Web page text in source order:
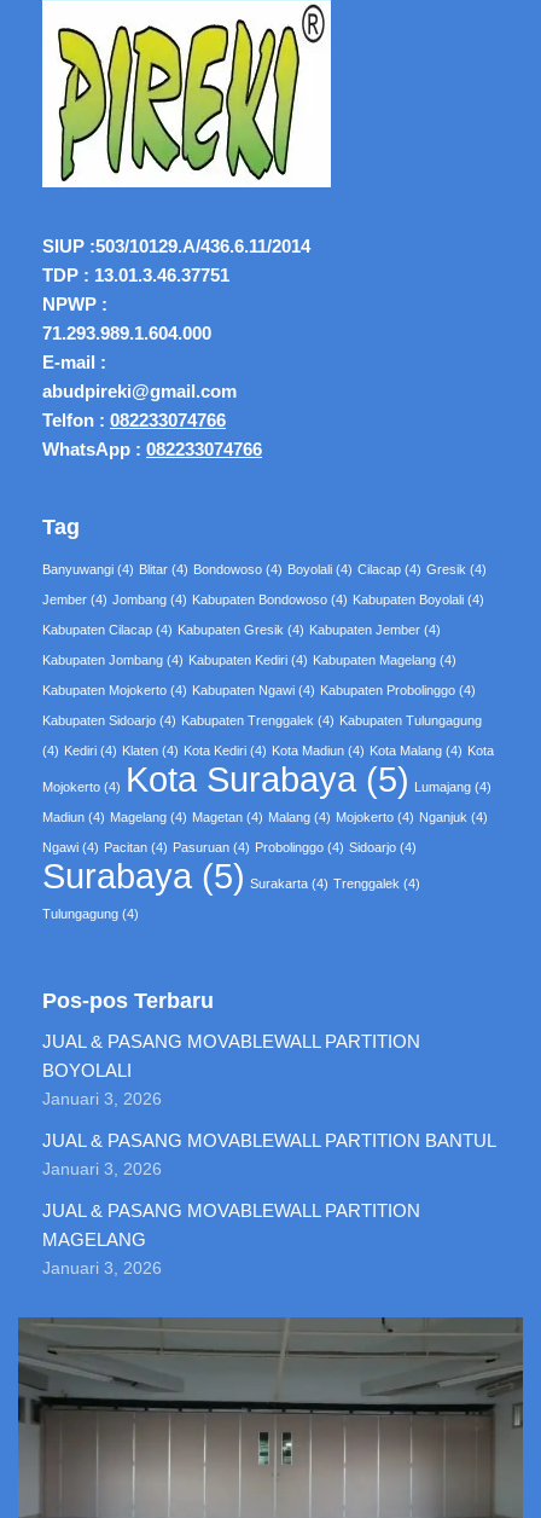
SIUP :503/10129.A/436.6.11/2014
TDP : 13.01.3.46.37751
NPWP :
71.293.989.1.604.000
E-mail :
abudpireki@gmail.com
Telfon : 082233074766
WhatsApp : 082233074766
Tag
Banyuwangi (4) Blitar (4) Bondowoso (4) Boyolali (4) Cilacap (4) Gresik (4)
Jember (4) Jombang (4) Kabupaten Bondowoso (4) Kabupaten Boyolali (4)
Kabupaten Cilacap (4) Kabupaten Gresik (4) Kabupaten Jember (4)
Kabupaten Jombang (4) Kabupaten Kediri (4) Kabupaten Magelang (4)
Kabupaten Mojokerto (4) Kabupaten Ngawi (4) Kabupaten Probolinggo (4)
Kabupaten Sidoarjo (4) Kabupaten Trenggalek (4) Kabupaten Tulungagung
(4) Kediri (4) Klaten (4) Kota Kediri (4) Kota Madiun (4) Kota Malang (4) Kota
Mojokerto (4) Kota Surabaya (5) Lumajang (4)
Madiun (4) Magelang (4) Magetan (4) Malang (4) Mojokerto (4) Nganjuk (4)
Ngawi (4) Pacitan (4) Pasuruan (4) Probolinggo (4) Sidoarjo (4)
Surabaya (5) Surakarta (4) Trenggalek (4)
Tulungagung (4)
Pos-pos Terbaru
JUAL & PASANG MOVABLEWALL PARTITION
BOYOLALI
Januari 3, 2026
JUAL & PASANG MOVABLEWALL PARTITION BANTUL
Januari 3, 2026
JUAL & PASANG MOVABLEWALL PARTITION
MAGELANG
Januari 3, 2026